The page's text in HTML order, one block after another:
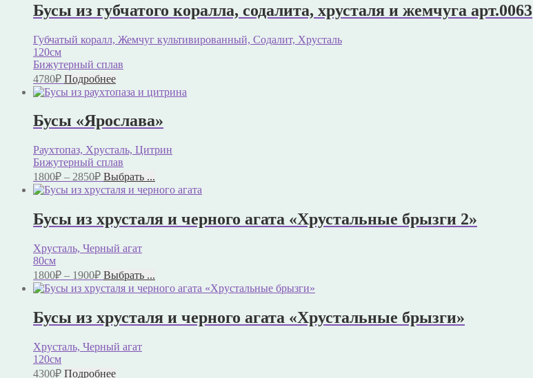
Бусы из губчатого коралла, содалита, хрусталя и жемчуга арт.0063
Губчатый коралл, Жемчуг культивированный, Содалит, Хрусталь
120см
Бижутерный сплав
4780₽ Подробнее
Бусы «Ярослава»
Раухтопаз, Хрусталь, Цитрин
Бижутерный сплав
1800₽ – 2850₽ Выбрать ...
Бусы из хрусталя и черного агата «Хрустальные брызги 2»
Хрусталь, Черный агат
80см
1800₽ – 1900₽ Выбрать ...
Бусы из хрусталя и черного агата «Хрустальные брызги»
Хрусталь, Черный агат
120см
4300₽ Подробнее